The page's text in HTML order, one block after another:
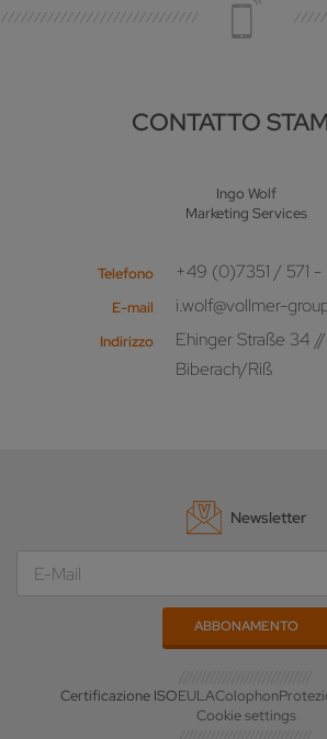
CONTATTO
Ingo Wolf
Marketing Services
Telefono +49 (0)7351 / 571 -
E-mail i.wolf@vollmer-
Indirizzo
Ehinger Straße 34
Biberach/Riß
Newsletter
Certificazione ISOEULAColophon
Cookie settings